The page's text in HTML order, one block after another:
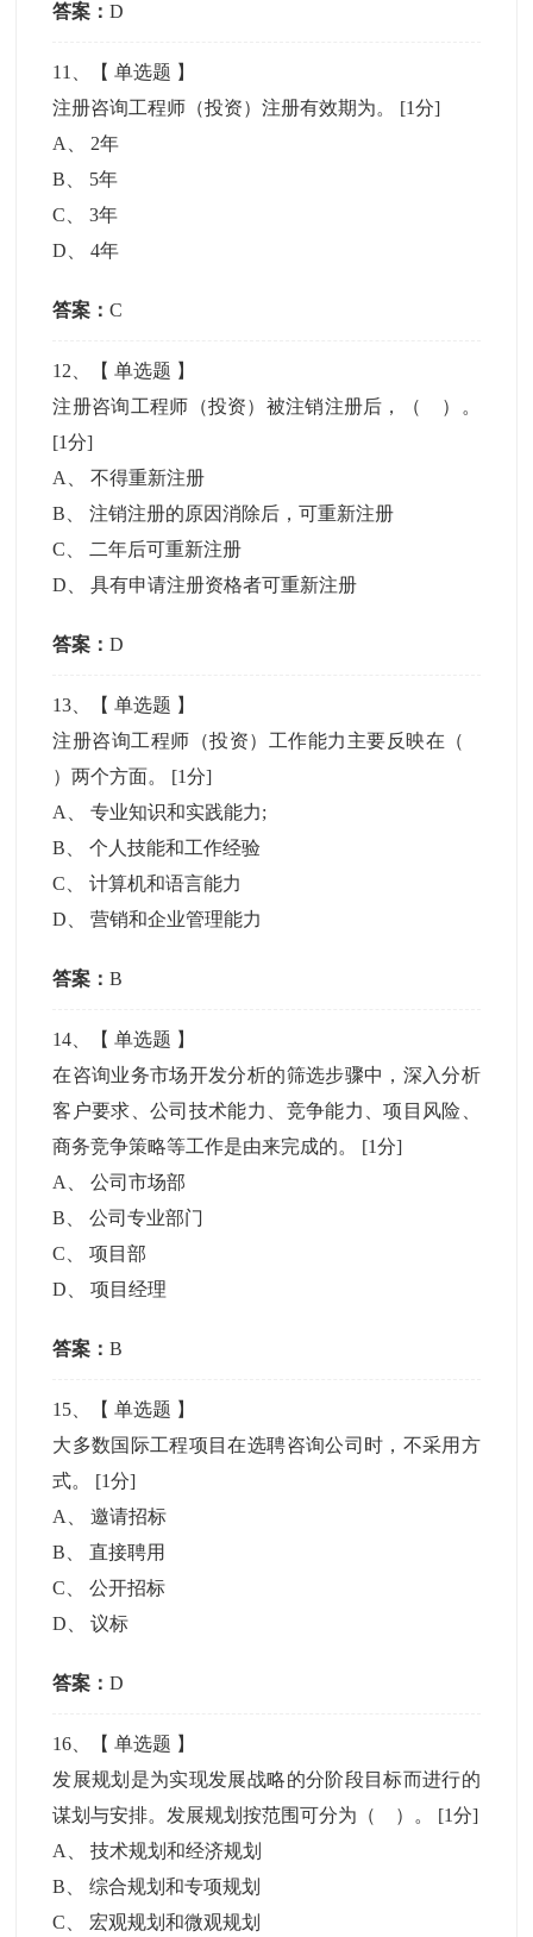
答案：D
11 、【单选题 】
注册咨询工程师（投资）注册有效期为。 [1分]
A
2年
B
5年
C 、3年
D 、4年
答案：C
12 、【单选题 】
注册咨询工程师（投资）被注销注册后，（ ）。
[1分]
A
、不得重新注册
B 、注销注册的原因消除后，可重新注册
C
二年后可重新注册
D 、具有申请注册资格者可重新注册
答案：D
13 、【单选题 】
注册咨询工程师（投资）工作能力主要反映在（
）两个方面。 [1分]
A
、专业知识和实践能力;
B 、个人技能和工作经验
C 、计算机和语言能力
D 、营销和企业管理能力
答案：B
14 、【单选题 】
在咨询业务市场开发分析的筛选步骤中，深入分析
客户要求、公司技术能力、竞争能力、项目风险、
商务竞争策略等工作是由来完成的。 [1分]
A
、公司市场部
B 、公司专业部门
C 、项目部
D 、项目经理
答案：B
15 、【单选题 】
大多数国际工程项目在选聘咨询公司时，不采用方
式。 [1分]
A
、邀请招标
B 、直接聘用
C 、公开招标
D 、议标
答案：D
16 、【单选题 】
发展规划是为实现发展战略的分阶段目标而进行的
谋划与安排。发展规划按范围可分为（ ）。 [1分]
A
、技术规划和经济规划
B 、综合规划和专项规划
C
宏观规划和微观规划